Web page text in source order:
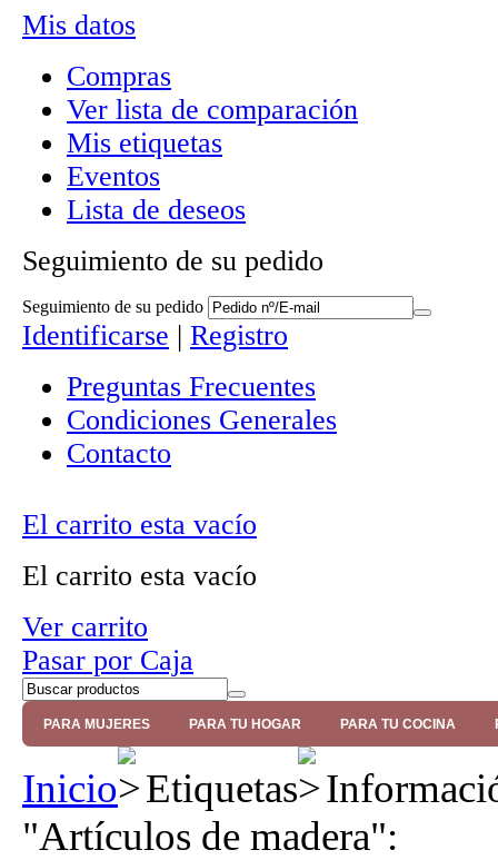
Mis datos
Compras
Ver lista de comparación
Mis etiquetas
Eventos
Lista de deseos
Seguimiento de su pedido
Seguimiento de su pedido
Identificarse | Registro
Preguntas Frecuentes
Condiciones Generales
Contacto
El carrito esta vacío
El carrito esta vacío
Ver carrito
Pasar por Caja
PARA MUJERES PARA TU HOGAR PARA TU COCINA
Inicio Etiquetas
"Artículos de madera":